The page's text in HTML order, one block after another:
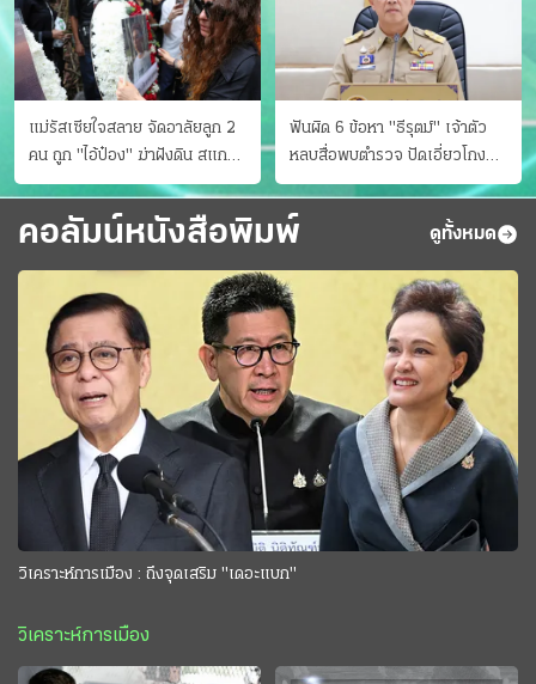
แม่รัสเซียใจสลาย จัดอาลัยลูก 2
คน ถูก "ไอ้ป๋อง" ฆ่าฝังดิน สแกน
ไม่มีศพเพิ่ม
ฟันผิด 6 ข้อหา "ธีรุตม์" เจ้าตัว
หลบสื่อพบตำรวจ ปัดเอี่ยวโกง
สอบท้องถิ่น จ่อบี้รํ่ารวยมากปกติ
คอลัมน์หนังสือพิมพ์ ดูทั้งหมด
วิเคราะห์การเมือง : ถึงจุดเสริม "เดอะแบก"
วิเคราะห์การเมือง